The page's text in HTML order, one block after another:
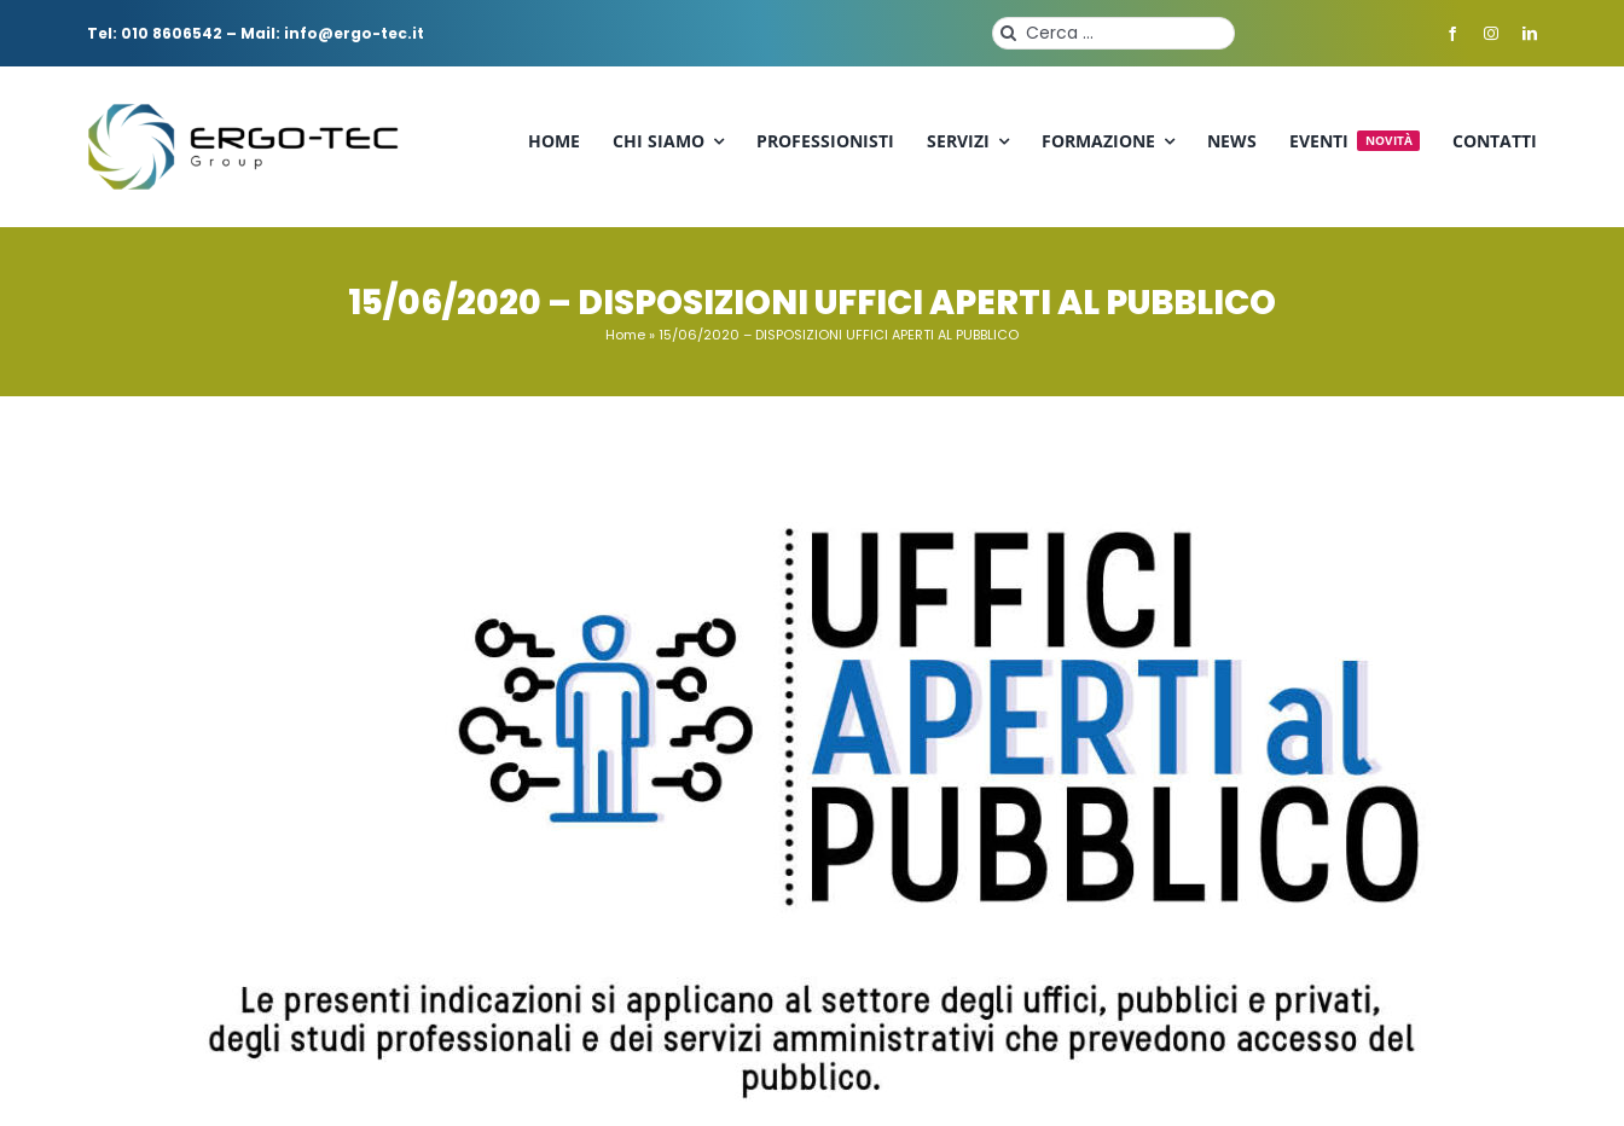
Tel: 010 8606542 – Mail: info@ergo-tec.it
Cerca
per:
HOME CHI SIAMO PROFESSIONISTI SERVIZI FORMAZIONE NEWS EVENTI NOVITÀ CONTATTI
15/06/2020 – DISPOSIZIONI UFFICI APERTI AL PUBBLICO
Home»15/06/2020 – DISPOSIZIONI UFFICI APERTI AL PUBBLICO